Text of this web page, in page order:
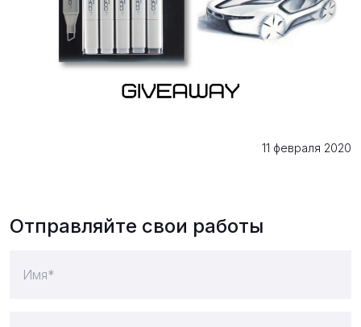
11 февраля 2020
Отправляйте свои работы